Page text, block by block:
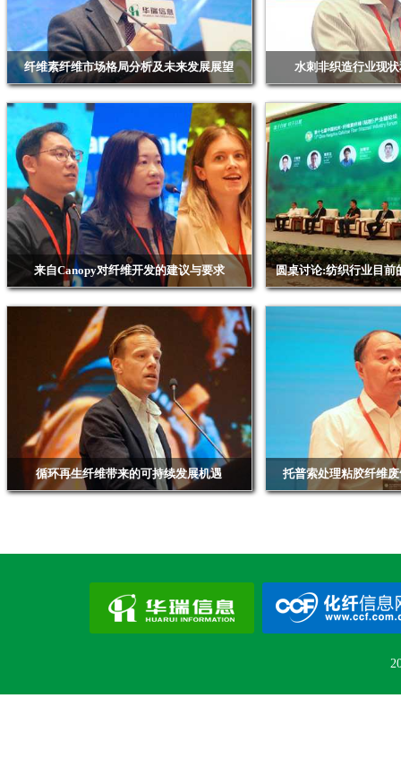
纤维素纤维市场格局分析及未来发展展望 水刺非织造行业现
来自Canopy对纤维开发的建议与要求 圆桌讨论:纺织行业目前
循环再生纤维带来的可持续发展机遇 托普索处理粘胶纤维